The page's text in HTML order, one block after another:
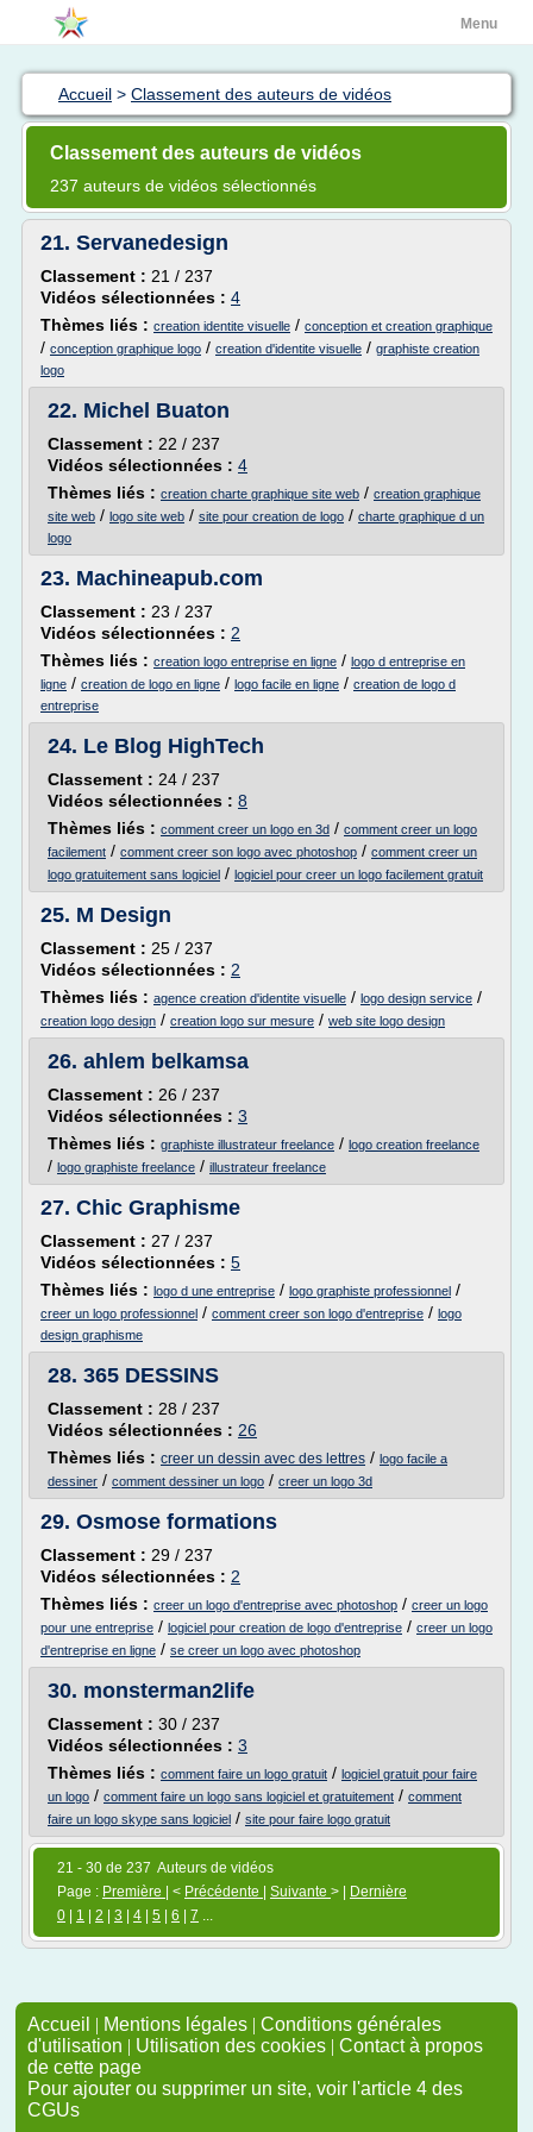
Menu
Accueil > Classement des auteurs de vidéos
Classement des auteurs de vidéos
237 auteurs de vidéos sélectionnés
21. Servanedesign
Classement : 21 / 237
Vidéos sélectionnées : 4
Thèmes liés : creation identite visuelle / conception et creation graphique
/ conception graphique logo / creation d'identite visuelle / graphiste creation
logo
22. Michel Buaton
Classement : 22 / 237
Vidéos sélectionnées : 4
Thèmes liés : creation charte graphique site web / creation graphique
site web / logo site web / site pour creation de logo / charte graphique d un
logo
23. Machineapub.com
Classement : 23 / 237
Vidéos sélectionnées : 2
Thèmes liés : creation logo entreprise en ligne / logo d entreprise en
ligne / creation de logo en ligne / logo facile en ligne / creation de logo d
entreprise
24. Le Blog HighTech
Classement : 24 / 237
Vidéos sélectionnées : 8
Thèmes liés : comment creer un logo en 3d / comment creer un logo
facilement / comment creer son logo avec photoshop / comment creer un
logo gratuitement sans logiciel / logiciel pour creer un logo facilement gratuit
25. M Design
Classement : 25 / 237
Vidéos sélectionnées : 2
Thèmes liés : agence creation d'identite visuelle / logo design service /
creation logo design / creation logo sur mesure / web site logo design
26. ahlem belkamsa
Classement : 26 / 237
Vidéos sélectionnées : 3
Thèmes liés : graphiste illustrateur freelance / logo creation freelance
/ logo graphiste freelance / illustrateur freelance
27. Chic Graphisme
Classement : 27 / 237
Vidéos sélectionnées : 5
Thèmes liés : logo d une entreprise / logo graphiste professionnel /
creer un logo professionnel / comment creer son logo d'entreprise / logo
design graphisme
28. 365 DESSINS
Classement : 28 / 237
Vidéos sélectionnées : 26
Thèmes liés : creer un dessin avec des lettres / logo facile a
dessiner / comment dessiner un logo / creer un logo 3d
29. Osmose formations
Classement : 29 / 237
Vidéos sélectionnées : 2
Thèmes liés : creer un logo d'entreprise avec photoshop / creer un logo
pour une entreprise / logiciel pour creation de logo d'entreprise / creer un logo
d'entreprise en ligne / se creer un logo avec photoshop
30. monsterman2life
Classement : 30 / 237
Vidéos sélectionnées : 3
Thèmes liés : comment faire un logo gratuit / logiciel gratuit pour faire
un logo / comment faire un logo sans logiciel et gratuitement / comment
faire un logo skype sans logiciel / site pour faire logo gratuit
21 - 30 de 237 Auteurs de vidéos
Page : Première | < Précédente Suivante > |
Dernière
0
1 2 3 4 5 6 7 ...
Accueil | Mentions légales | Conditions générales
d'utilisation | Utilisation des cookies | Contact à propos
de cette page
Pour ajouter ou supprimer un site, voir l'article 4 des
CGUs